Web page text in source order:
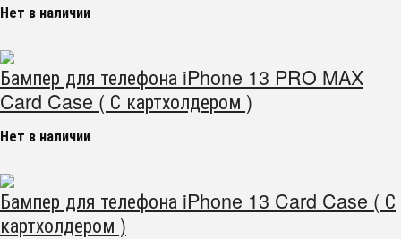
Нет в наличии
Бампер для телефона iPhone 13 PRO MAX
Card Case ( С картхолдером )
Нет в наличии
Бампер для телефона iPhone 13 Card Case ( С
картхолдером )